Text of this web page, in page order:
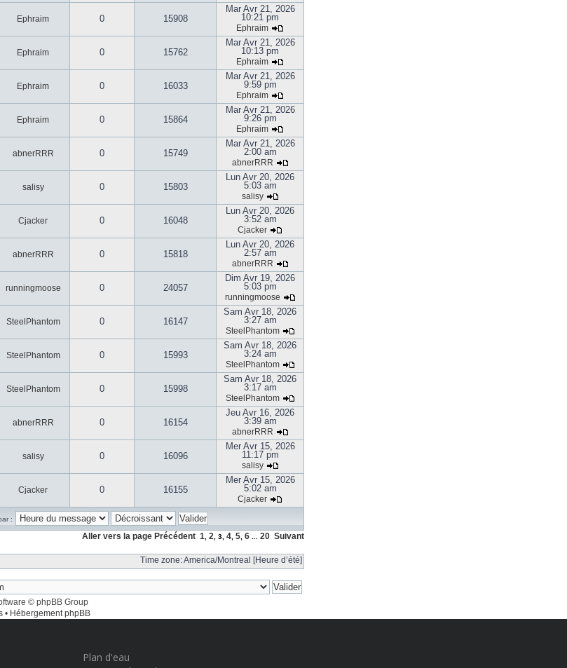
Ephraim 0 15908
Mar Avr 21, 2026
10:21 pm
Ephraim
Ephraim 0 15762
Mar Avr 21, 2026
10:13 pm
Ephraim
Ephraim 0 16033
Mar Avr 21, 2026
9:59 pm
Ephraim
Ephraim 0 15864
Mar Avr 21, 2026
9:26 pm
Ephraim
abnerRRR 0 15749
Mar Avr 21, 2026
2:00 am
abnerRRR
salisy 0 15803
Lun Avr 20, 2026
5:03 am
salisy
Cjacker 0 16048
Lun Avr 20, 2026
3:52 am
Cjacker
abnerRRR 0 15818
Lun Avr 20, 2026
2:57 am
abnerRRR
runningmoose 0 24057
Dim Avr 19, 2026
5:03 pm
runningmoose
SteelPhantom 0 16147
Sam Avr 18, 2026
3:27 am
SteelPhantom
SteelPhantom 0 15993
Sam Avr 18, 2026
3:24 am
SteelPhantom
SteelPhantom 0 15998
Sam Avr 18, 2026
3:17 am
SteelPhantom
abnerRRR 0 16154
Jeu Avr 16, 2026
3:39 am
abnerRRR
salisy 0 16096
Mer Avr 15, 2026
11:17 pm
salisy
Cjacker 0 16155
Mer Avr 15, 2026
5:02 am
Cjacker
:
Aller vers la page Précédent 1 2 3 4 5 6 20 Suivant
Time zone: America/Montreal [Heure d’été]
© phpBB Group
• Hébergement phpBB
Plan d'eau